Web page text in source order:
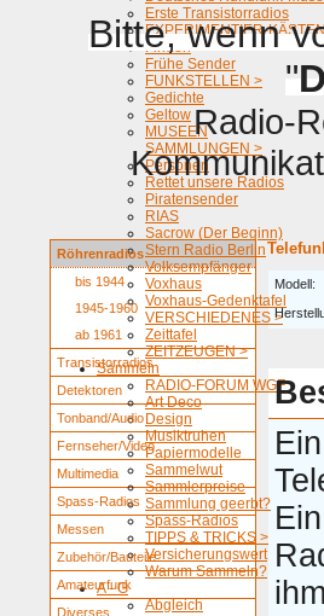
Erste Transistorradios
EXPERIMENTIER-
Firmen
Frühe Sender
FUNKSTELLEN >
Gedichte
Geltow
MUSEEN
SAMMLUNGEN >
Personen
Rettet unsere Radios
Piratensender
RIAS
Sacrow (Der Beginn)
Stern Radio Berlin
Volksempfänger
Voxhaus
Voxhaus-Gedenktafel
VERSCHIEDENES >
Zeittafel
ZEITZEUGEN >
Sammeln
RADIO-FORUM WGF
Art Deco
Design
Musiktruhen
Papiermodelle
Sammelwut
Sammlerpreise
Sammlung geerbt?
Spass-Radios
TIPPS & TRICKS >
Versicherungswert
Warum Sammeln?
A - G
Abgleich
Bitte, wenn
"
Radio-
Röhrenradios
bis 1944
1945-1960
ab 1961
Transistorradios
Detektoren
Tonband/Audio
Fernseher/Video
Multimedia
Spass-Radios
Messen
Zubehör/Bauteile
Amateurfunk
Diverses
Modell: